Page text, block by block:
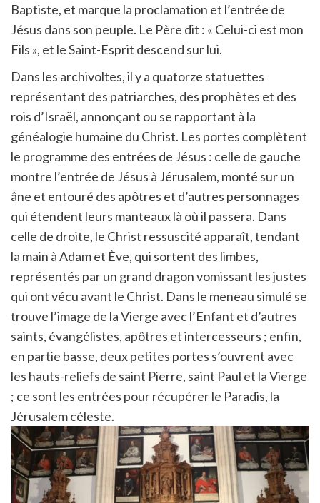
Baptiste, et marque la proclamation et l’entrée de
Jésus dans son peuple. Le Père dit : « Celui-ci est mon
Fils », et le Saint-Esprit descend sur lui.
Dans les archivoltes, il y a quatorze statuettes
représentant des patriarches, des prophètes et des
rois d’Israël, annonçant ou se rapportant à la
généalogie humaine du Christ. Les portes complètent
le programme des entrées de Jésus : celle de gauche
montre l’entrée de Jésus à Jérusalem, monté sur un
âne et entouré des apôtres et d’autres personnages
qui étendent leurs manteaux là où il passera. Dans
celle de droite, le Christ ressuscité apparaît, tendant
la main à Adam et Ève, qui sortent des limbes,
représentés par un grand dragon vomissant les justes
qui ont vécu avant le Christ. Dans le meneau simulé se
trouve l’image de la Vierge avec l’Enfant et d’autres
saints, évangélistes, apôtres et intercesseurs ; enfin,
en partie basse, deux petites portes s’ouvrent avec
les hauts-reliefs de saint Pierre, saint Paul et la Vierge
; ce sont les entrées pour récupérer le Paradis, la
Jérusalem céleste.